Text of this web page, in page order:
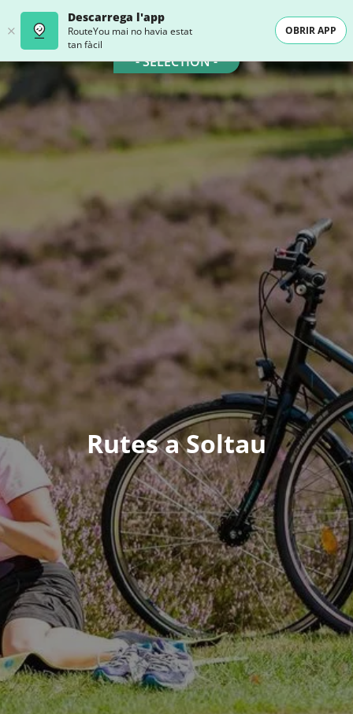
Descarrega l'app
RouteYou mai no havia estat
tan fàcil
OBRIR APP
- SELECTION -
Rutes a Soltau